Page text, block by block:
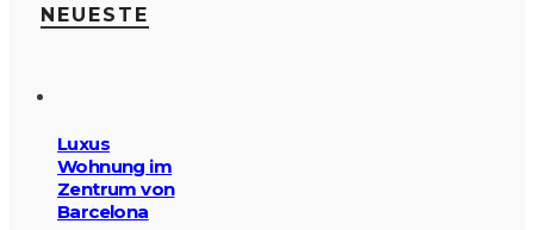
NEUESTE
Luxus
Wohnung im
Zentrum von
Barcelona